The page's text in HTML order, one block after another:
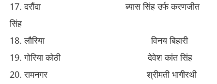
​17. ​दरौंदा ​ ​ब्यास सिंह उर्फ करणजीत
सिंह
​18. ​लौरिया ​ ​विनय बिहारी
​19. ​गोरिया कोठी ​ ​देवे​शकांत सिंह
​20. ​रामनगर ​ ​श्रीमती भागीरथी